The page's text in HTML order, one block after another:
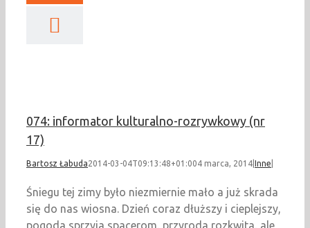
074: informator kulturalno-rozrywkowy (nr
17)
Bartosz Łabuda2014-03-04T09:13:48+01:004 marca, 2014 Inne
Śniegu tej zimy było niezmiernie mało a już skrada
się do nas wiosna. Dzień coraz dłuższy i cieplejszy,
pogoda sprzyja spacerom, przyroda rozkwita, ale